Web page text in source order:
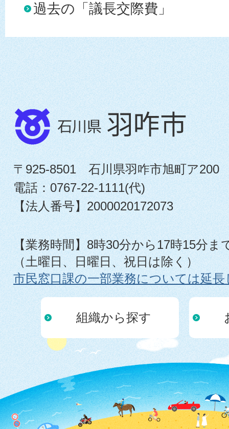
過去の「議長交際費」
〒925-8501 石川県羽咋市旭町ア200
電話：0767-22-1111(代)
【法人番号】2000020172073
【業務時間】8時30分から17時15分ま
（土曜日、日曜日、祝日は除く）
市民窓口課の一部業務については延
組織から探す